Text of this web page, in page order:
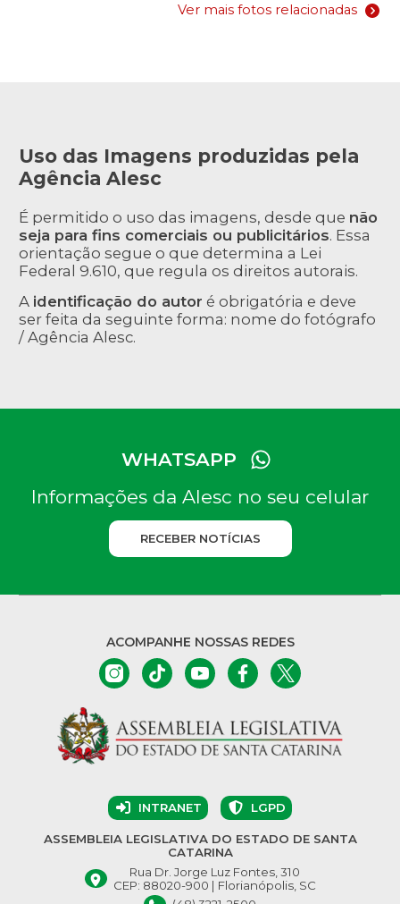
Ver mais fotos relacionadas
Uso das Imagens produzidas pela
Agência Alesc
É permitido o uso das imagens, desde que não
seja para fins comerciais ou publicitários. Essa
orientação segue o que determina a Lei
Federal 9.610, que regula os direitos autorais.
A identificação do autor é obrigatória e deve
ser feita da seguinte forma: nome do fotógrafo
/ Agência Alesc.
WHATSAPP
Informações da Alesc no seu celular
RECEBER NOTÍCIAS
ACOMPANHE NOSSAS REDES
INTRANET LGPD
ASSEMBLEIA LEGISLATIVA DO ESTADO DE SANTA
CATARINA
Rua Dr. Jorge Luz Fontes, 310
CEP: 88020-900 | Florianópolis, SC